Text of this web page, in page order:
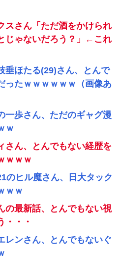
スさん「ただ酒をかけられ
じゃないだろう？」←これ
垂ほたる(29)さん、とんで
ったｗｗｗｗｗｗ（画像あ
一歩さん、ただのギャグ漫
ｗ
さん、とんでもない経歴を
ｗｗｗ
のヒル魔さん、日大タック
ｗｗ
の最新話、とんでもない視
・・・
レンさん、とんでもないぐ